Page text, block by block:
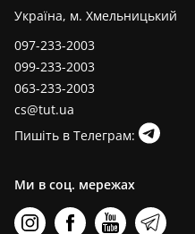
Україна, м. Хмельницький
097-233-2003
099-233-2003
063-233-2003
cs@tut.ua
Пишіть в Телеграм:
Ми в соц. мережах